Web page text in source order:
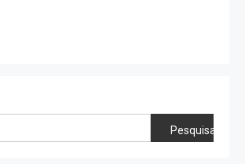
Pesquisar